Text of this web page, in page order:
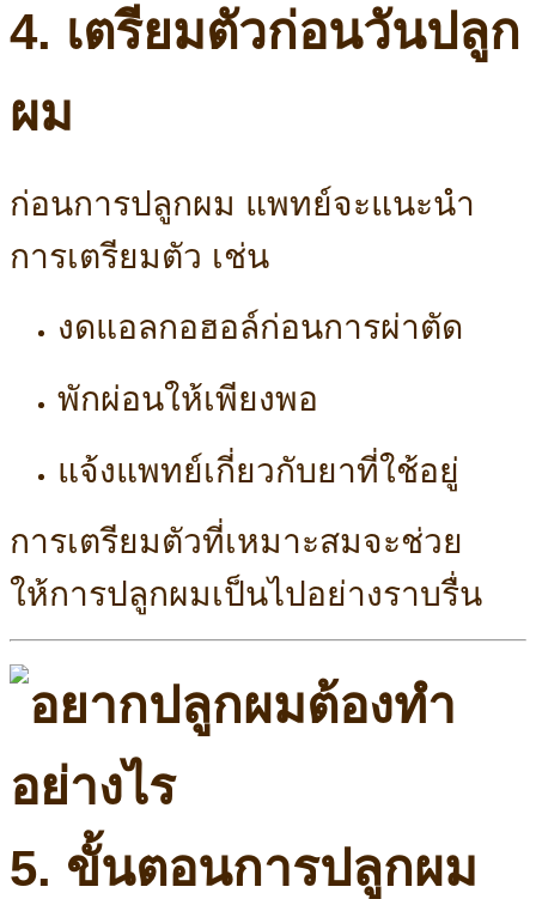
4. เตรียมตัวก่อนวันปลูก
ผม
ก่อนการปลูกผม แพทย์จะแนะนำ
การเตรียมตัว เช่น
งดแอลกอฮอล์ก่อนการผ่าตัด
พักผ่อนให้เพียงพอ
แจ้งแพทย์เกี่ยวกับยาที่ใช้อยู่
การเตรียมตัวที่เหมาะสมจะช่วย
ให้การปลูกผมเป็นไปอย่างราบรื่น
5. ขั้นตอนการปลูกผม